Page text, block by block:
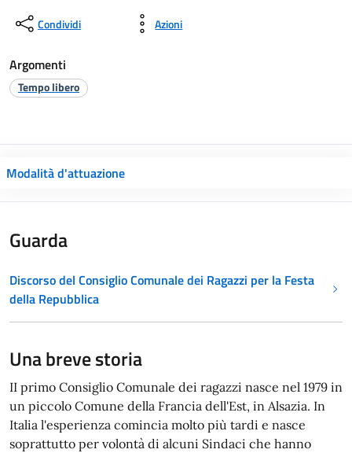
Condividi Azioni
Argomenti
Tempo libero
Modalità d'attuazione
Guarda
Discorso del Consiglio Comunale dei Ragazzi per la Festa
della Repubblica
Una breve storia
II primo Consiglio Comunale dei ragazzi nasce nel 1979 in
un piccolo Comune della Francia dell'Est, in Alsazia. In
Italia l'esperienza comincia molto più tardi e nasce
soprattutto per volontà di alcuni Sindaci che hanno